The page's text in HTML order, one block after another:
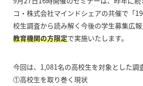
コ・株式会社マインドシェアの共催で「
校生調査から読み解く今後の学生募集広
教育機関の方限定で実施いたします。
今回は、1,081名の高校生を対象とした調
①高校生を取り巻く現状